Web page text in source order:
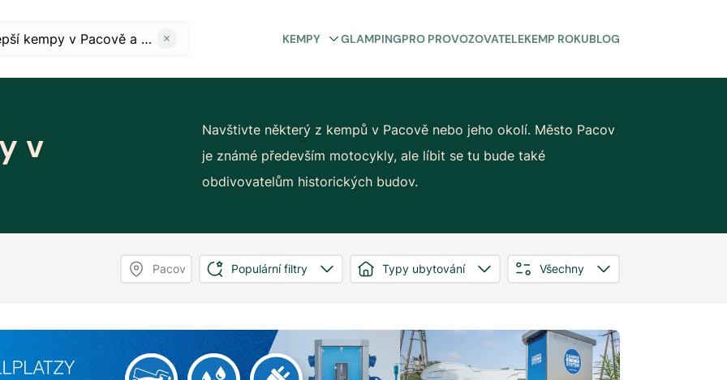
KEMPY GLAMPINGPRO PROVOZOVATELEKEMP ROKUBLOG
v
Navštivte některý z kempů v Pacově nebo jeho okolí. Město Pacov
je známé především motocykly, ale líbit se tu bude také
obdivovatelům historických budov.
Pacov Populární filtry Typy ubytování Všechny